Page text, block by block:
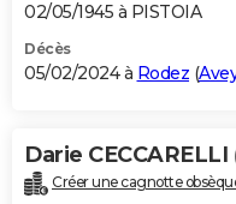
02/05/1945 à PISTOIA
Décès
05/02/2024 à Rodez (
Darie CECCARELLI
Créer une cagnotte